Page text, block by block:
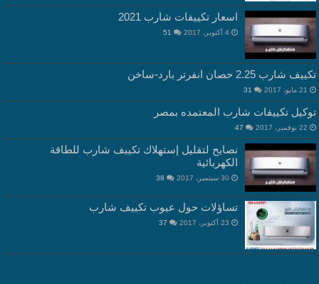
اسعار تكييفات شارب 2021
4 أكتوبر، 2017 51
شارب 2.25 حصان انفرتر بارد-ساخن
21 مايو، 2017 31
تكييفات شارب المعتمده بمصر
22 نوفمبر، 2017 47
نصايح لتقليل إستهلاك تكييف شارب للطاقة
الكهربائية
30 سبتمبر، 2017 38
تساؤلات حول عيوب تكييف شارب
23 أكتوبر، 2017 37